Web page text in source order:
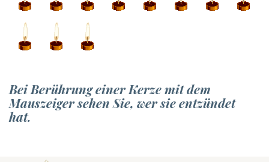
Bei Berührung einer Kerze mit dem
Mauszeiger sehen Sie, wer sie entzündet
hat.